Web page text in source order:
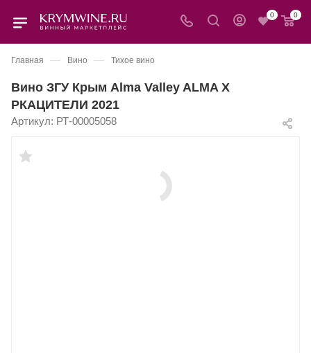
0 0
Главная — Вино — Тихое вино
Вино ЗГУ Крым Alma Valley ALMA X
РКАЦИТЕЛИ 2021
Артикул: РТ-00005058